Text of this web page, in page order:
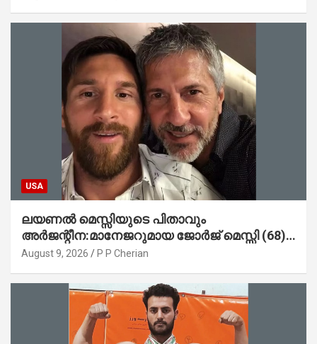
USA
ലയണൽ മെസ്സിയുടെ പിതാവും
അർജന്റീന:മാനേജറുമായ ജോർജ് മെസ്സി (68)
അന്തരിച്ചു
August 9, 2026 P P Cherian